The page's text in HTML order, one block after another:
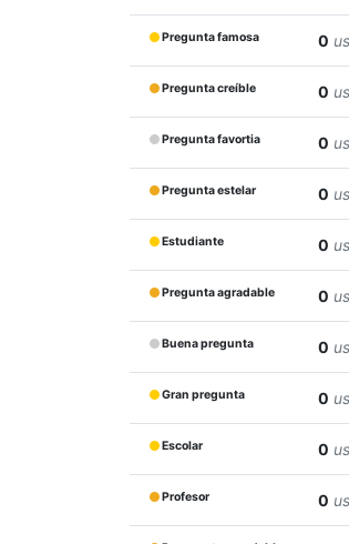
Pregunta famosa 0
Pregunta creíble 0
Pregunta favortia 0
Pregunta estelar 0
Estudiante 0
Pregunta agradable 0
Buena pregunta 0
Gran pregunta 0
Escolar 0
Profesor 0